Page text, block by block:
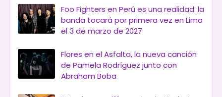
Foo Fighters en Perú es una realidad: la
banda tocará por primera vez en Lima
el 3 de marzo de 2027
Flores en el Asfalto, la nueva canción
de Pamela Rodríguez junto con
Abraham Boba